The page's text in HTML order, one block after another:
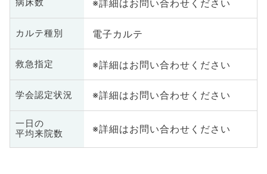
病床数 ※詳細はお問い合わせください
カルテ種別 電子カルテ
救急指定 ※詳細はお問い合わせください
学会認定状況 ※詳細はお問い合わせください
一日の
平均来院数
※詳細はお問い合わせください